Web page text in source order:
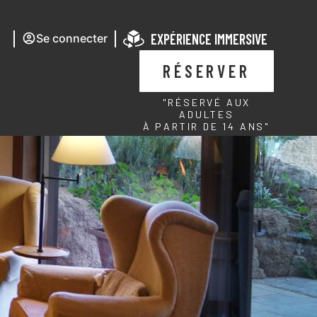
Se connecter EXPÉRIENCE IMMERSIVE
RÉSERVER
"RÉSERVÉ AUX
ADULTES
À PARTIR DE 14 ANS"